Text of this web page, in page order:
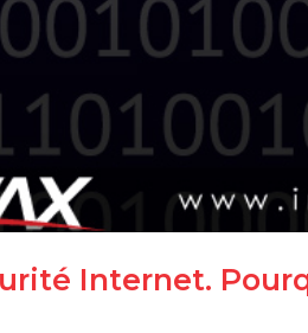
Internet.